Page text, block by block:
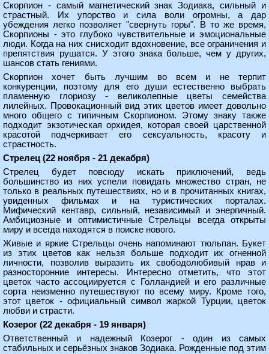
Скорпион - самый магнетический знак Зодиака, сильный и
страстный. Их упорство и сила воли огромны, а дар
убеждения легко позволяет "свернуть горы". В то же время,
Скорпионы - это глубоко чувствительные и эмоциональные
люди. Когда на них снисходит вдохновение, все ограничения и
препятствия рушатся. У этого знака больше, чем у других,
шансов стать гениями.
Скорпион хочет быть лучшим во всем и не терпит
конкуренции, поэтому для его души естественно выбрать
пламенную глориозу - великолепные цветы семейства
лилейных. Провокационный вид этих цветов имеет довольно
много общего с типичным Скорпионом. Этому знаку также
подходит экзотическая орхидея, которая своей царственной
красотой подчеркивает его сексуальность, красоту и
страстность.
Стрелец (22 ноября - 21 декабря)
Стрелец будет повсюду искать приключений, ведь
большинство из них успели повидать множество стран, не
только в реальных путешествиях, но и в прочитанных книгах,
увиденных фильмах и на туристических порталах.
Мифический кентавр, сильный, независимый и энергичный.
Амбициозные и оптимистичные Стрельцы всегда открыты
миру и всегда находятся в поиске нового.
Живые и яркие Стрельцы очень напоминают тюльпан. Букет
из этих цветов как нельзя больше подходит их огненной
личности, позволив выразить их свободолюбивый нрав и
разносторонние интересы. Интересно отметить, что этот
цветок часто ассоциируется с Голландией и его различные
сорта неизменно путешествуют по всему миру. Кроме того,
этот цветок - официальный символ жаркой Турции, цветок
любви и страсти.
Козерог (22 декабря - 19 января)
Ответственный и надежный Козерог - один из самых
стабильных и серьёзных знаков Зодиака. Рожденные под этим